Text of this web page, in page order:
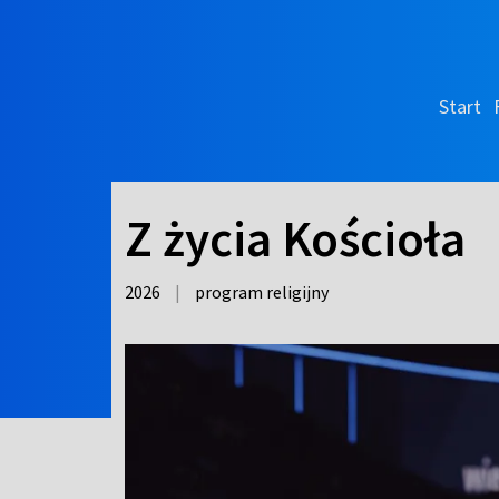
Start
Z życia Kościoła
2026 | program religijny